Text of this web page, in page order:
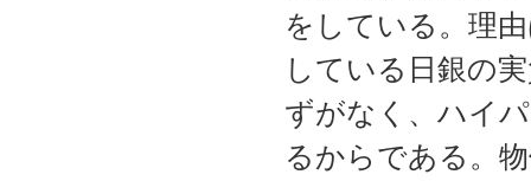
をしている。理
している日銀の
ずがなく、ハイ
るからである。